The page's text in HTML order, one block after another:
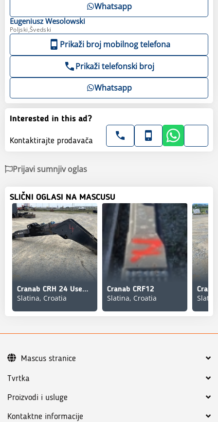
Whatsapp
Eugeniusz Wesolowski
Poljski,Švedski
Prikaži broj mobilnog telefona
Prikaži telefonski broj
Whatsapp
Interested in this ad?
Kontaktirajte prodavača
Prijavi sumnjiv oglas
SLIČNI OGLASI NA MASCUSU
Cranab CRH 24 Used/Beg
Slatina, Croatia
Cranab CRF12
Slatina, Croatia
Tvrtka
Proizvodi i usluge
Kontaktne informacije
Mascus stranice